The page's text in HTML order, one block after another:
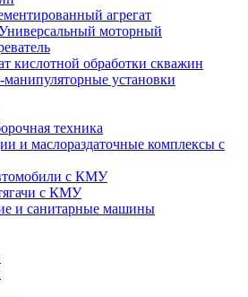
агрегат
моторный
кислотной обработки скважин
установки
техника
и маслораздаточные комплексы с
с КМУ
с КМУ
и санитарные машины